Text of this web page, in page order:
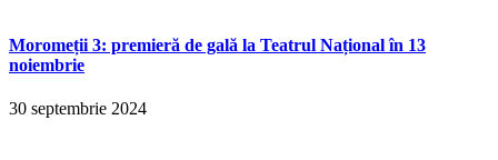
Moromeții 3: premieră de gală la Teatrul Național în 13
noiembrie
30 septembrie 2024